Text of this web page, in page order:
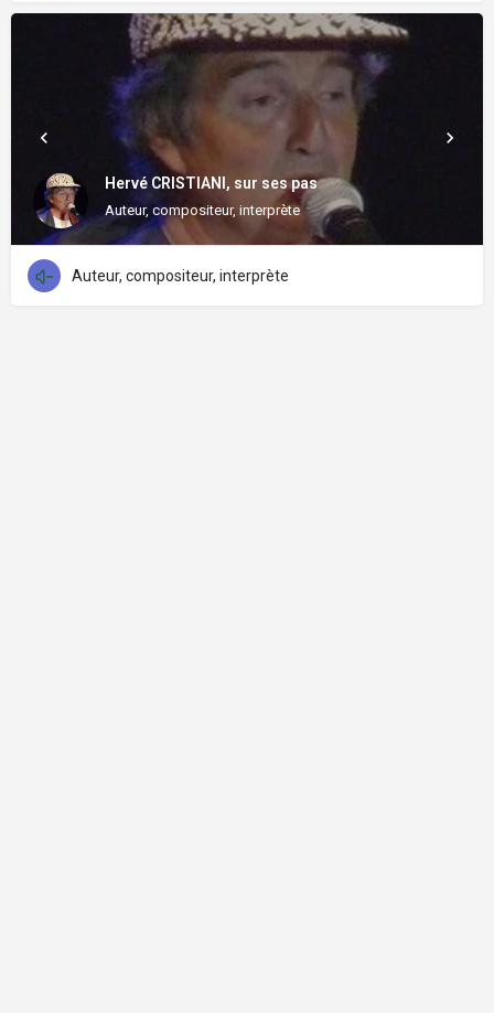
Hervé CRISTIANI, sur ses pas
Auteur, compositeur, interprète
Auteur, compositeur, interprète